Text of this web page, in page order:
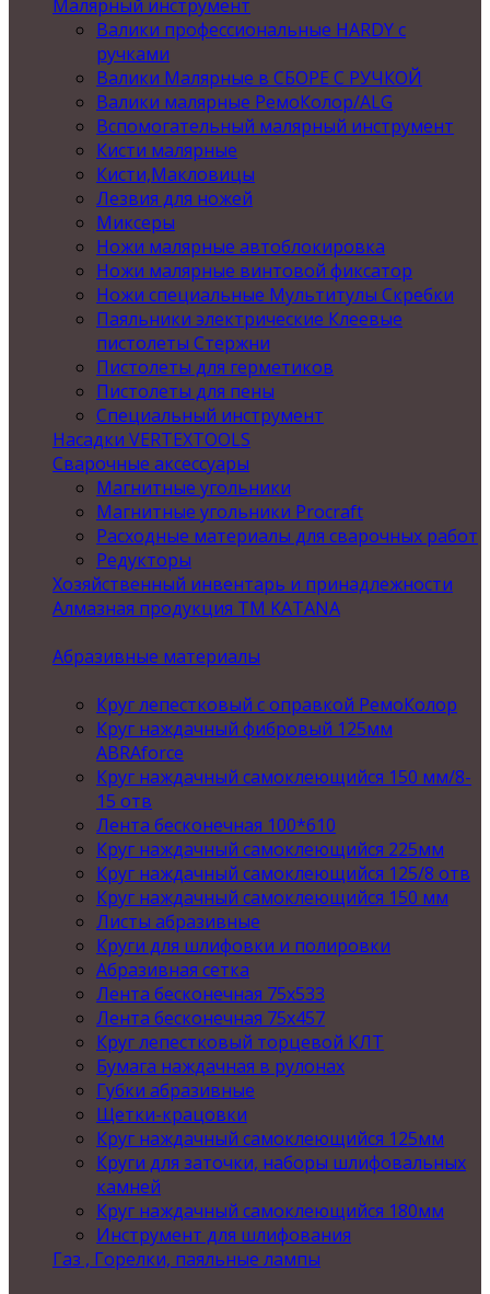
Малярный инструмент
Валики профессиональные HARDY с
ручками
Валики Малярные в СБОРЕ С РУЧКОЙ
Валики малярные РемоКолор/ALG
Вспомогательный малярный инструмент
Кисти малярные
Кисти,Макловицы
Лезвия для ножей
Миксеры
Ножи малярные автоблокировка
Ножи малярные винтовой фиксатор
Ножи специальные Мультитулы Скребки
Паяльники электрические Клеевые
пистолеты Стержни
Пистолеты для герметиков
Пистолеты для пены
Специальный инструмент
Насадки VERTEXTOOLS
Сварочные аксессуары
Магнитные угольники
Магнитные угольники Procraft
Расходные материалы для сварочных работ
Редукторы
Хозяйственный инвентарь и принадлежности
Алмазная продукция ТМ KATANA
Абразивные материалы
Круг лепестковый с оправкой РемоКолор
Круг наждачный фибровый 125мм
ABRAforce
Круг наждачный самоклеющийся 150 мм/8-
15 отв
Лента бесконечная 100*610
Круг наждачный самоклеющийся 225мм
Круг наждачный самоклеющийся 125/8 отв
Круг наждачный самоклеющийся 150 мм
Листы абразивные
Круги для шлифовки и полировки
Абразивная сетка
Лента бесконечная 75х533
Лента бесконечная 75х457
Круг лепестковый торцевой КЛТ
Бумага наждачная в рулонах
Губки абразивные
Щетки-крацовки
Круг наждачный самоклеющийся 125мм
Круги для заточки, наборы шлифовальных
камней
Круг наждачный самоклеющийся 180мм
Инструмент для шлифования
Газ , Горелки, паяльные лампы